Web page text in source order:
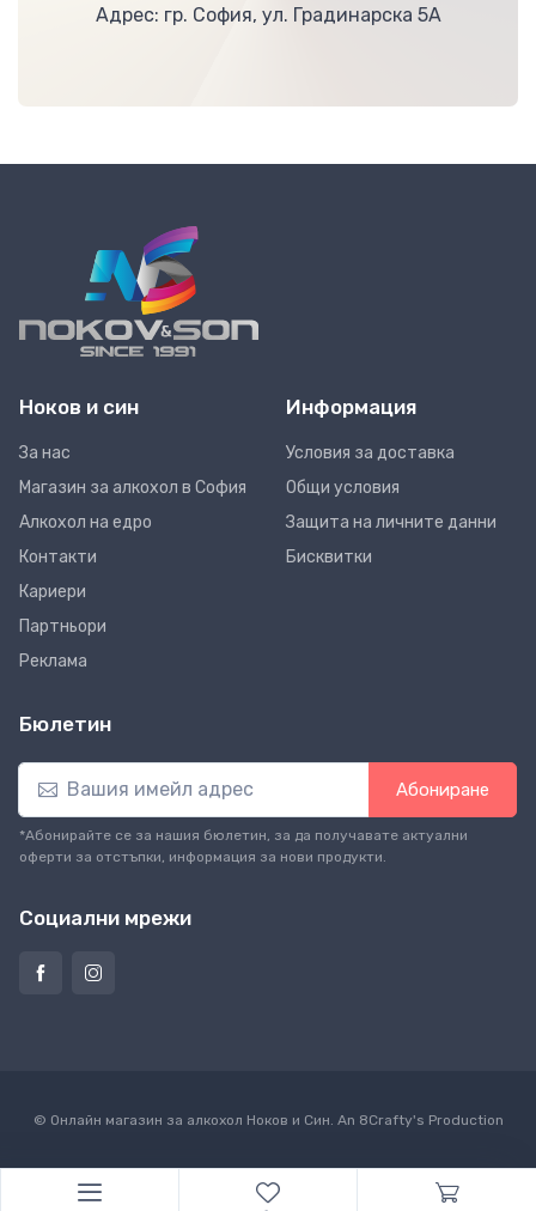
Адрес: гр. София, ул. Градинарска 5А
Ноков и син
За нас
Магазин за алкохол в София
Алкохол на едро
Контакти
Кариери
Партньори
Реклама
Информация
Условия за доставка
Общи условия
Защита на личните данни
Бисквитки
Бюлетин
Абониране
*Абонирайте се за нашия бюлетин, за да получавате актуални
оферти за отстъпки, информация за нови продукти.
Социални мрежи
© Онлайн магазин за алкохол Ноков и Син. An 8Crafty's Production